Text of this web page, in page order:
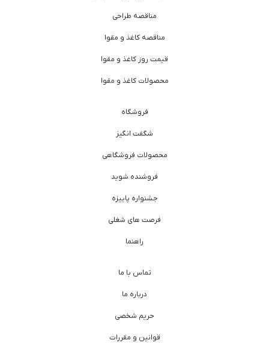
مناقصه طراحی
مناقصه کاغذ و مقوا
قیمت روز کاغذ و مقوا
محصولات کاغذ و مقوا
فروشگاه
شگفت انگیز
محصولات فروشگاهی
فروشنده شوید
جشنواره پاییزه
فرصت های شغلی
راهنما
تماس با ما
درباره ما
حریم شخصی
قوانین و مقررات